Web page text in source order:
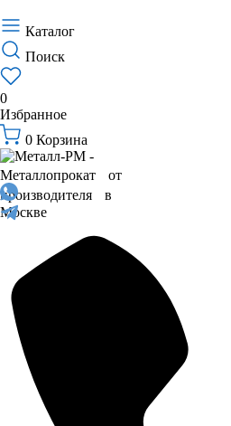
Каталог
Поиск
0
Избранное
0 Корзина